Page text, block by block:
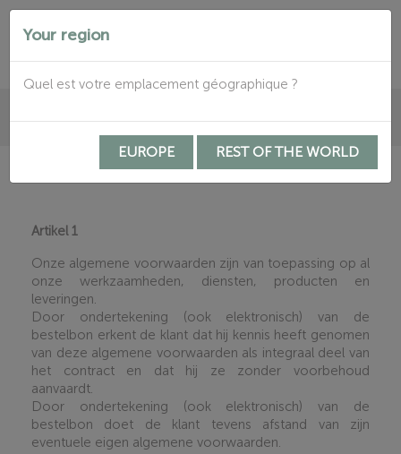


Algemene Voorwaarden
Artikel 1
Onze algemene voorwaarden zijn van toepassing op al
onze werkzaamheden, diensten, producten en
leveringen.
Door ondertekening (ook elektronisch) van de
bestelbon erkent de klant dat hij kennis heeft genomen
van deze algemene voorwaarden als integraal deel van
het contract en dat hij ze zonder voorbehoud
aanvaardt.
Door ondertekening (ook elektronisch) van de
bestelbon doet de klant tevens afstand van zijn
eventuele eigen algemene voorwaarden.
Your region
Quel est votre emplacement géographique ?
EUROPE REST OF THE WORLD